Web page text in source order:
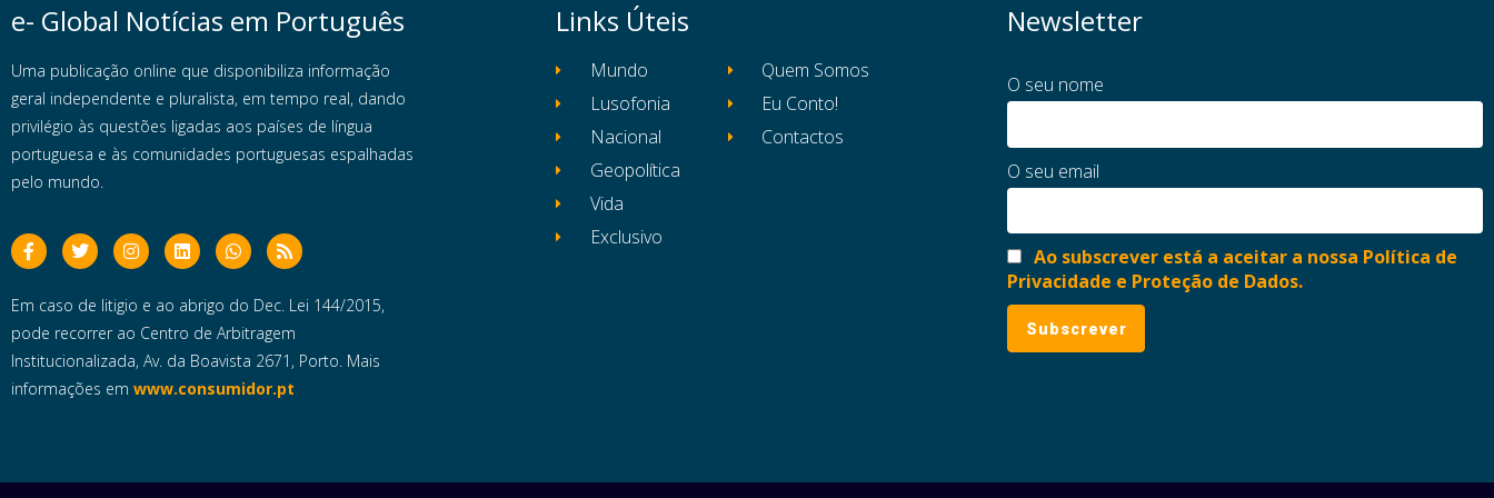
e- Global Notícias em Português
Uma publicação online que disponibiliza informação
geral independente e pluralista, em tempo real, dando
privilégio às questões ligadas aos países de língua
portuguesa e às comunidades portuguesas espalhadas
pelo mundo.
Em caso de litigio e ao abrigo do Dec. Lei 144/2015,
pode recorrer ao Centro de Arbitragem
Institucionalizada, Av. da Boavista 2671, Porto. Mais
informações em www.consumidor.pt
Links Úteis
Mundo
Lusofonia
Nacional
Geopolítica
Vida
Exclusivo
Quem Somos
Eu Conto!
Contactos
Newsletter
O seu nome
O seu email
Ao subscrever está a aceitar a nossa Política de
Privacidade e Proteção de Dados.